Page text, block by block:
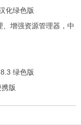
化绿色版
增强资源管理器，中
绿色版
版